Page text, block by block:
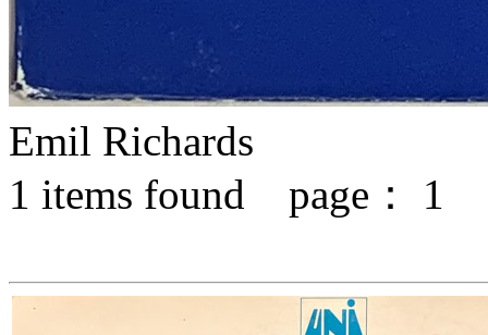
Emil Richards
1 items found page： 1